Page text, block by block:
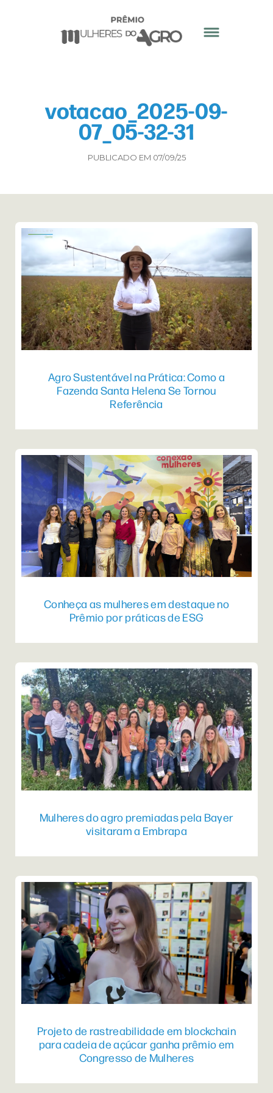
votacao_2025-09-
07_05-32-31
PUBLICADO EM 07/09/25
Agro Sustentável na Prática: Como a
Fazenda Santa Helena Se Tornou
Referência
Conheça as mulheres em destaque no
Prêmio por práticas de ESG
Mulheres do agro premiadas pela Bayer
visitaram a Embrapa
Projeto de rastreabilidade em blockchain
para cadeia de açúcar ganha prêmio em
Congresso de Mulheres